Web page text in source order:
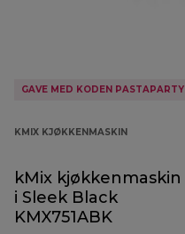
GAVE MED KODEN PASTAPARTY
KMIX KJØKKENMASKIN
kMix kjøkkenmaskin
i Sleek Black
KMX751ABK